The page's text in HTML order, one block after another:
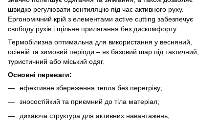
швидко регулювати вентиляцію під час активного руху.
Ергономічний крій з елементами active cutting забезпечує
свободу рухів і щільне прилягання без дискомфорту.
Термобілизна оптимальна для використання у весняний,
осінній та зимовий періоди – як базовий шар під тактичний,
туристичний або міський одяг.
Основні переваги:
ефективне збереження тепла без перегріву;
зносостійкий та приємний до тіла матеріал;
дихаюча структура для активних навантажень;